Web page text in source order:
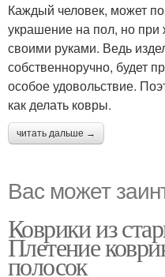
Каждый человек, может
украшение на пол, но при
своими руками. Ведь
собственноручно, будет
особое удовольствие.
как делать ковры.
читать дальше →
Вас может
Коврики из
Плетение
полосок